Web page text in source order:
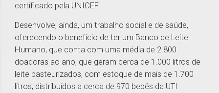
certificado pela UNICEF.
Desenvolve, ainda, um trabalho social e de saúde,
oferecendo o benefício de ter um Banco de Leite
Humano, que conta com uma média de 2.800
doadoras ao ano, que geram cerca de 1.000 litros de
leite pasteurizados, com estoque de mais de 1.700
litros, distribuídos a cerca de 970 bebês da UTI